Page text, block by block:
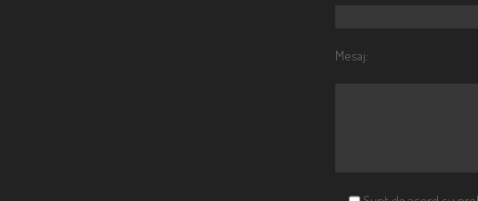
Mesaj: